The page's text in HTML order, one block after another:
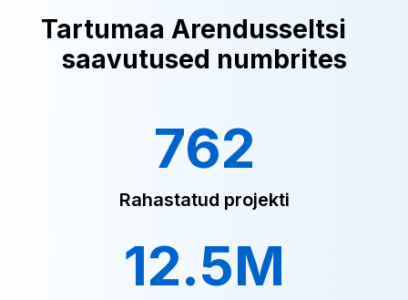
Tartumaa Arendusseltsi
saavutused numbrites
762
Rahastatud projekti
12.5M